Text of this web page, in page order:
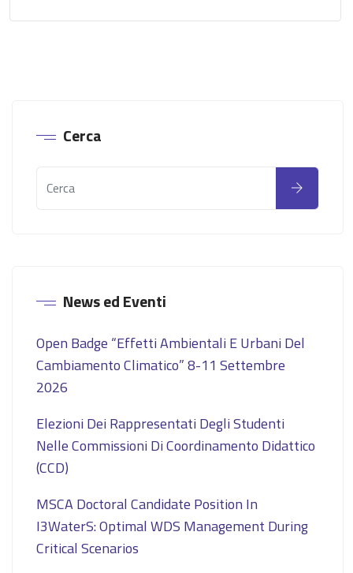
Cerca
News ed Eventi
Open Badge “Effetti Ambientali E Urbani Del
Cambiamento Climatico” 8-11 Settembre
2026
Elezioni Dei Rappresentati Degli Studenti
Nelle Commissioni Di Coordinamento Didattico
(CCD)
MSCA Doctoral Candidate Position In
I3WaterS: Optimal WDS Management During
Critical Scenarios